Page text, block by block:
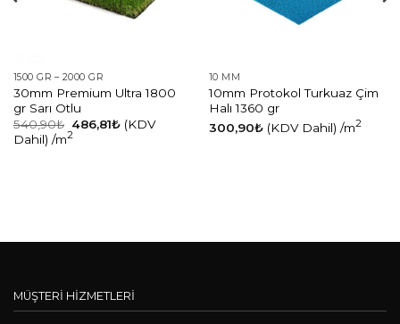
1500 GR – 2000 GR
30mm Premium Ultra 1800
gr Sarı Otlu
540,90₺ 486,81₺ (KDV
Dahil) /m2
10 MM
10mm Protokol Turkuaz Çim
Halı 1360 gr
300,90₺ (KDV Dahil) /m2
MÜŞTERİ HİZMETLERİ